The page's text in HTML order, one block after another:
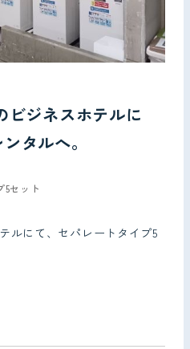
ビジネスホテルに
タルへ。
5セット
ルにて、セパレートタイプ5